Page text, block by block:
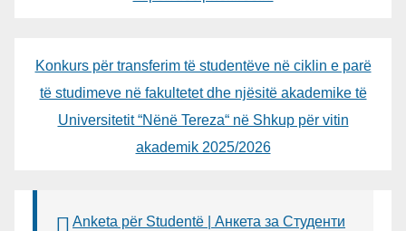
Konkurs për transferim të studentëve në ciklin e parë
të studimeve në fakultetet dhe njësitë akademike të
Universitetit “Nënë Tereza“ në Shkup për vitin
akademik 2025/2026
Anketa për Studentë | Анкета за Студенти